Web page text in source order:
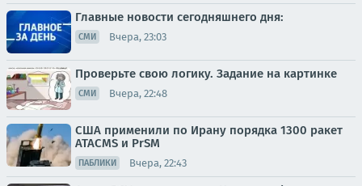
Главные новости сегодняшнего дня:
СМИ Вчера, 23:03
Проверьте свою логику. Задание на картинке
СМИ Вчера, 22:48
США применили по Ирану порядка 1300 ракет
ATACMS и PrSM
ПАБЛИКИ Вчера, 22:43